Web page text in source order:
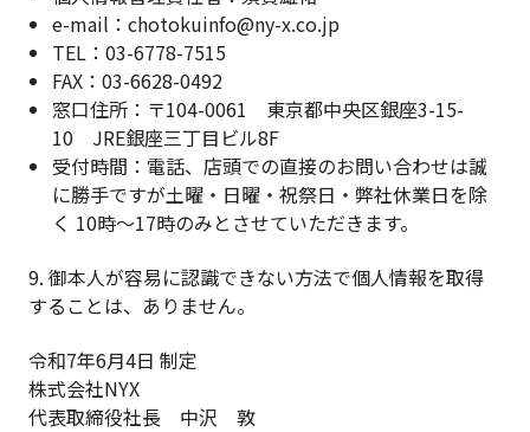
e-mail：chotokuinfo@ny-x.co.jp
TEL：03-6778-7515
FAX：03-6628-0492
窓口住所：〒104-0061 東京都中央区銀座3-15-
10 JRE銀座三丁目ビル8F
受付時間：電話、店頭での直接のお問い合わせは誠
に勝手ですが土曜・日曜・祝祭日・弊社休業日を除
く 10時～17時のみとさせていただきます。
9. 御本人が容易に認識できない方法で個人情報を取得
することは、ありません。
令和7年6月4日 制定
株式会社NYX
代表取締役社長 中沢 敦